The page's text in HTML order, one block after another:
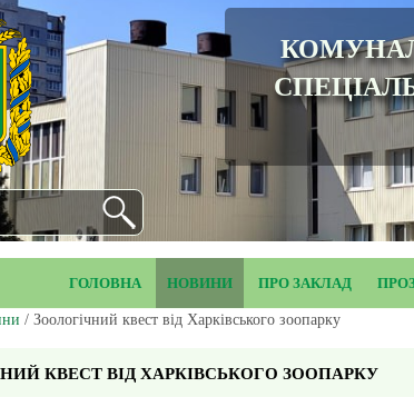
ГОЛОВНА НОВИНИ ПРО ЗАКЛАД
/ Зоологічний квест від Харківського зоопарку
КВЕСТ ВІД ХАРКІВСЬКОГО ЗООПАРКУ